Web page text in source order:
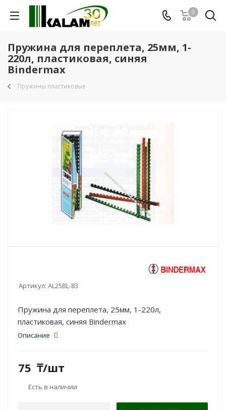
0
Пружина для переплета, 25мм, 1-
220л, пластиковая, синяя
Bindermax
Пружины пластиковые
Артикул: AL25BL-83
Пружина для переплета, 25мм, 1-220л,
пластиковая, синяя Bindermax
Описание
75 ₸/шт
Есть в наличии